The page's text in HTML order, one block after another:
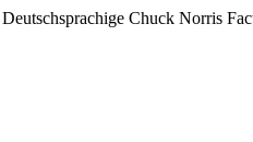
Deutschsprachige Chuck Norris